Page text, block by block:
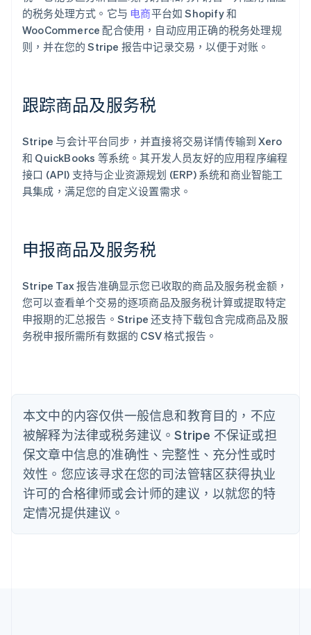
的税务处理方式。它与 电商平台如 Shopify 和
WooCommerce 配合使用，自动应用正确的税务处理规
则，并在您的 Stripe 报告中记录交易，以便于对账。
跟踪商品及服务税
Stripe 与会计平台同步，并直接将交易详情传输到 Xero
和 QuickBooks 等系统。其开发人员友好的应用程序编程
接口 (API) 支持与企业资源规划 (ERP) 系统和商业智能工
具集成，满足您的自定义设置需求。
申报商品及服务税
Stripe Tax 报告准确显示您已收取的商品及服务税金额，
您可以查看单个交易的逐项商品及服务税计算或提取特定
申报期的汇总报告。Stripe 还支持下载包含完成商品及服
务税申报所需所有数据的 CSV 格式报告。
本文中的内容仅供一般信息和教育目的，不应
被解释为法律或税务建议。Stripe 不保证或担
保文章中信息的准确性、完整性、充分性或时
效性。您应该寻求在您的司法管辖区获得执业
许可的合格律师或会计师的建议，以就您的特
定情况提供建议。
阿联酋
爱沙尼亚
奥地利
DeutschEnglish
澳大利亚
English
巴西
比利时
波兰
English
丹麦
English
德国
DeutschEnglish
法国
FrançaisEnglish
芬兰